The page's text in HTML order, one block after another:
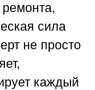
ремонта,
сила
не просто
каждый